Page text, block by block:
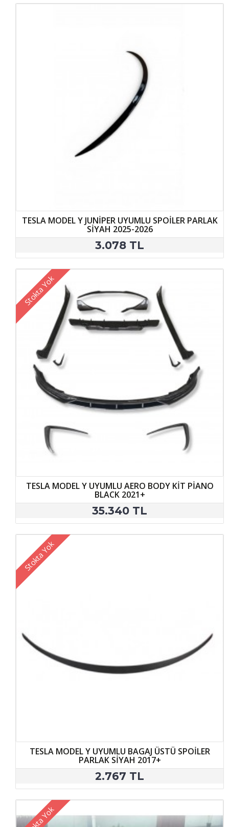
TESLA MODEL Y JUNİPER UYUMLU SPOİLER PARLAK
SİYAH 2025-2026
3.078 TL
Stokta Yok
TESLA MODEL Y UYUMLU AERO BODY KİT PİANO
BLACK 2021+
35.340 TL
Stokta Yok
TESLA MODEL Y UYUMLU BAGAJ ÜSTÜ SPOİLER
PARLAK SİYAH 2017+
2.767 TL